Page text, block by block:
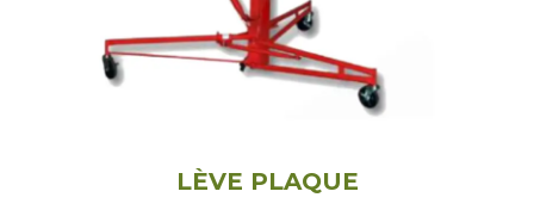
LÈVE PLAQUE